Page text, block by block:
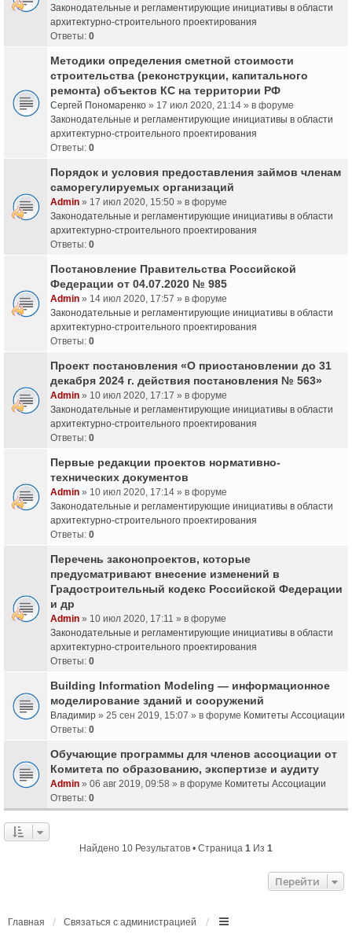
Законодательные и регламентирующие инициативы в области
архитектурно-строительного проектирования
Ответы: 0
Методики определения сметной стоимости
строительства (реконструкции, капитального
ремонта) объектов КС на территории РФ
Сергей Пономаренко » 17 июл 2020, 21:14 » в форуме
Законодательные и регламентирующие инициативы в области
архитектурно-строительного проектирования
Ответы: 0
Порядок и условия предоставления займов членам
саморегулируемых организаций
Admin » 17 июл 2020, 15:50 » в форуме
Законодательные и регламентирующие инициативы в области
архитектурно-строительного проектирования
Ответы: 0
Постановление Правительства Российской
Федерации от 04.07.2020 № 985
Admin » 14 июл 2020, 17:57 » в форуме
Законодательные и регламентирующие инициативы в области
архитектурно-строительного проектирования
Ответы: 0
Проект постановления «О приостановлении до 31
декабря 2024 г. действия постановления № 563»
Admin » 10 июл 2020, 17:17 » в форуме
Законодательные и регламентирующие инициативы в области
архитектурно-строительного проектирования
Ответы: 0
Первые редакции проектов нормативно-
технических документов
Admin » 10 июл 2020, 17:14 » в форуме
Законодательные и регламентирующие инициативы в области
архитектурно-строительного проектирования
Ответы: 0
Перечень законопроектов, которые
предусматривают внесение изменений в
Градостроительный кодекс Российской Федерации
и др
Admin » 10 июл 2020, 17:11 » в форуме
Законодательные и регламентирующие инициативы в области
архитектурно-строительного проектирования
Ответы: 0
Building Information Modeling — информационное
моделирование зданий и сооружений
Владимир » 25 сен 2019, 15:07 » в форуме Комитеты Ассоциации
Ответы: 0
Обучающие программы для членов ассоциации от
Комитета по образованию, экспертизе и аудиту
Admin » 06 авг 2019, 09:58 » в форуме Комитеты Ассоциации
Ответы: 0
Найдено 10 Результатов • Страница 1 Из 1
Перейти
Главная Связаться с администрацией